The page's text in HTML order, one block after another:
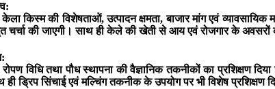
किस्म की विशेषताओं, उत्पादन क्षमता, बाजार मांग एवं
चर्चा की जाएगी। साथ ही केले की खेती से आय एवं रोजगार के अवसरों
रोपण विधि तथा पौध स्थापना की वैज्ञानिक तकनीकों का प्रशिक्षण
ड्रिप सिंचाई एवं मल्चिंग तकनीक के उपयोग पर भी विशेष प्रशिक्षण